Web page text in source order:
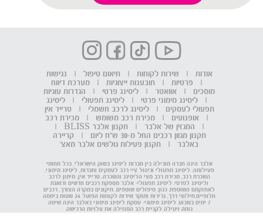
אודות | שירות לקוחות | תיאום טיפול |
נגישות
|
פרטיות | תובענות ייצוגיות |
מערכת דיווח
מוסכים
| אוואטר | ליסינג פרטי |
הגדרות עוגיות
|
ליסינג מימוני פרטי | ליסינג תפעולי |
ליסינג
תפעולי לעסקים
| ליסינג לרכב חשמלי |
טרייד אין
|
אופנועים | מכירת רכב משומש |
מכירת רכב
|
המגזין של אלבר | תקנון אלבר BLISS
|
תקנון מגוון רכבים החל מ-30 ש"ח ליום
|
קריירה
באלבר
| תקנון פעילות גולשים אלבר מאצ'
אלבר הינה חברה מובילה בין חברות ליסינג בשוק הישראלי, בכל תחומי
פעילותה: ליסינג תפעולי וניהול ציי רכב לעסקים וחברות, ליסינג מימוני,
השכרת רכב, מכירת רכב מצי הליסינג והשכרה, טרייד אין, מימון לרכב
וליסינג לפרטי. ליסינג תפעולי- אלבר מספקת רכבים חדשים ודואגת
לאחזקתם השוטפת. כגון: טיפולים שוטפים, תיקונים במקרה הצורך, רכבים
חלופיים,חילוצי דרך, גרירות ומוקד שירות לקוחות הפועל 24 שעות ביממה
7 ימים בשבוע. ליסינג מימוני- עסקת ליסינג מימוני באלבר הינה שיטה
נוחה ויעילה לקניית רכב המוזילה את עלויות הרכישה.